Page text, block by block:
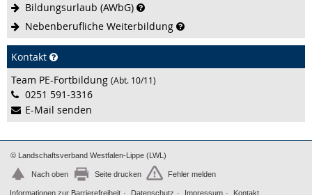
Bildungsurlaub (AWbG)
Nebenberufliche Weiterbildung
Kontakt
Team PE-Fortbildung (Abt. 10/11)
0251 591-3316
E-Mail senden
© Landschaftsverband Westfalen-Lippe (LWL)
Nach oben Seite drucken Fehler melden
Informationen zur Barrierefreiheit Datenschutz Impressum Kontakt